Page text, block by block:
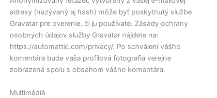
adresy (nazývaný aj hash) môže byť poskytnutý službe
Gravatar pre overenie, či ju používate. Zásady ochrany
osobných údajov služby Gravatar nájdete na:
https://automattic.com/privacy/. Po schválení vášho
komentára bude vaša profilová fotografia verejne
zobrazená spolu s obsahom vášho komentára.
Multimédiá